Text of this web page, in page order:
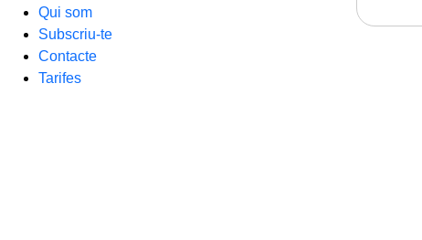
Qui som
Subscriu-te
Contacte
Tarifes